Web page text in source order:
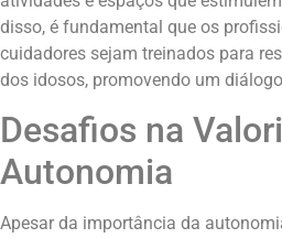
disso, é fundamental que os
cuidadores sejam treinados para
dos idosos, promovendo um
Desafios na
Autonomia
Apesar da importância da